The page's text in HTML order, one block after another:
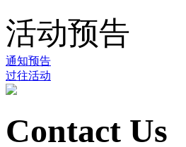
活动预告
通知预告
过往活动
Contact Us